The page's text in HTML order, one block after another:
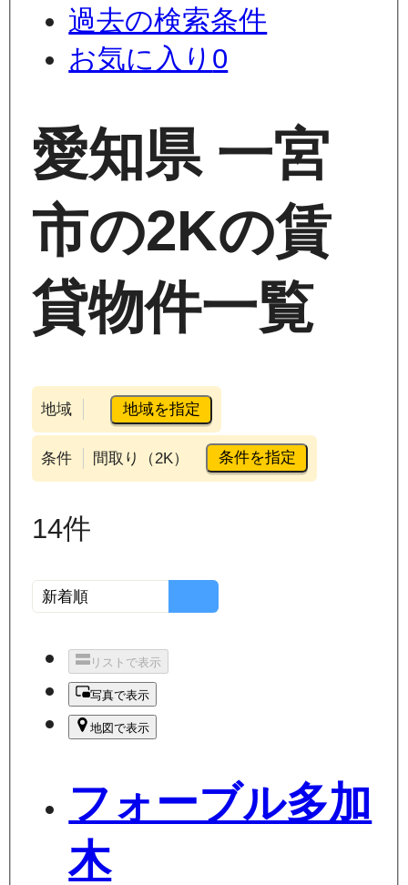
過去の検索条件
お気に入り 0
愛知県 一宮
市の2Kの賃
貸物件一覧
地域 地域を指定
条件 間取り（2K） 条件を指定
14件
リストで表示
写真で表示
地図で表示
フォーブル多加
木